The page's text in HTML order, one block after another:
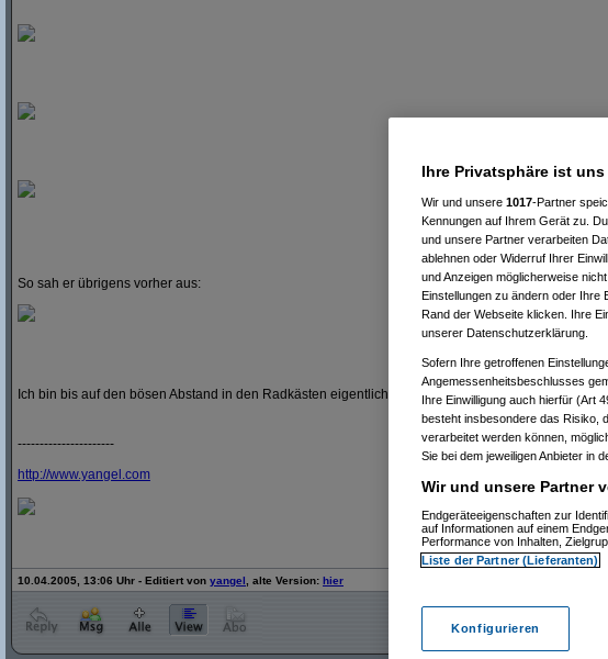
So sah er übrigens vorher aus:
Ich bin bis auf den bösen Abstand in den Radkästen eigentlich ganz zufrieden
----------------------
http://www.yangel.com
10.04.2005, 13:06 Uhr - Editiert von yangel , alte Version: hier
Ihre Privatsphäre ist
Wir und unsere 1017-Partner
Kennungen auf Ihrem Gerät zu.
und unsere Partner verarbeiten
ablehnen oder Widerruf Ihrer
und Anzeigen möglicherweise
Einstellungen zu ändern oder Ihre
Rand der Webseite klicken. Ihre
unserer Datenschutzerklärung.
Sofern Ihre getroffenen
Angemessenheitsbeschlusses
Ihre Einwilligung auch hierfür (Art
besteht insbesondere das Risiko,
verarbeitet werden können,
Sie bei dem jeweiligen Anbieter in
Wir und unsere Partner
Endgeräteeigenschaften zur
auf Informationen auf einem
Performance von Inhalten,
Liste der Partner (Lieferanten)
Konfigurieren